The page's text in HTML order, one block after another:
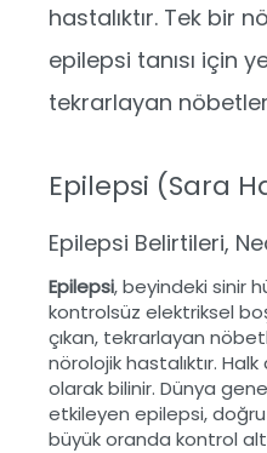
hastalıktır. Tek bir
epilepsi tanısı için
tekrarlayan
Epilepsi (Sara
Epilepsi Belirtileri,
Epilepsi, beyindeki sinir
kontrolsüz elektriksel
çıkan, tekrarlayan
nörolojik hastalıktır. Halk
olarak bilinir. Dünya
etkileyen epilepsi,
büyük oranda kontrol